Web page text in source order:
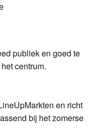
publiek en goed te
centrum.
en richt
bij het zomerse